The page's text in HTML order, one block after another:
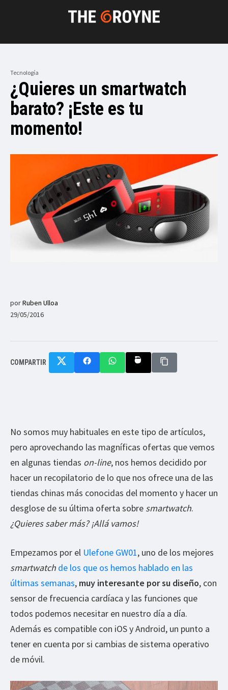
Tecnología
¿Quieres un smartwatch
barato? ¡Este es tu
momento!
porRuben Ulloa
29/05/2016
COMPARTIR
No somos muy habituales en este tipo de artículos,
pero aprovechando las magníficas ofertas que vemos
en algunas tiendas on-line, nos hemos decidido por
hacer un recopilatorio de lo que nos ofrece una de las
tiendas chinas más conocidas del momento y hacer un
desglose de su última oferta sobre smartwatch.
¿Quieres saber más? ¡Allá vamos!
Empezamos por el Ulefone GW01, uno de los mejores
smartwatch de los que os hemos hablado en las
últimas semanas, muy interesante por su diseño, con
sensor de frecuencia cardíaca y las funciones que
todos podemos necesitar en nuestro día a día.
Además es compatible con iOS y Android, un punto a
tener en cuenta por si cambias de sistema operativo
de móvil.